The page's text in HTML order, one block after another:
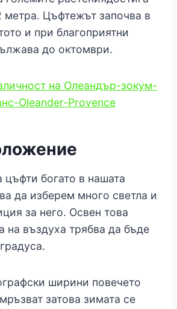
метра. Цъфтежът започва в
и при благоприятни
до октомври.
на Олеандър-зокум-
Oleander-Provence
цъфти богато в нашата
да изберем много светла и
за него. Освен това
на въздуха трябва да бъде
ширини повечето
затова зимата се